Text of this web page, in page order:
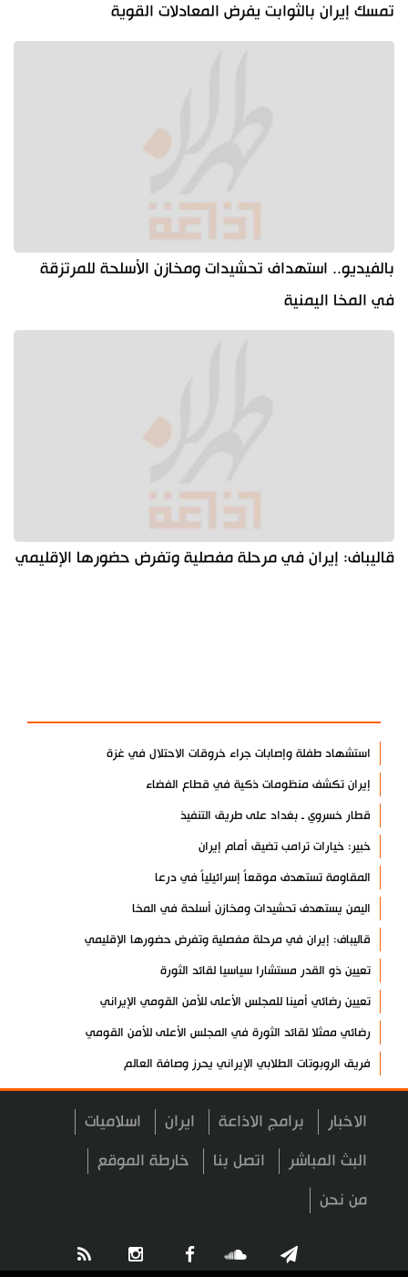
تمسك إيران بالثوابت يفرض المعادلات القوية
بالفيديو.. استهداف تحشيدات ومخازن الأسلحة للمرتزقة
في المخا اليمنية
قاليباف: إيران في مرحلة مفصلية وتفرض حضورها الإقليمي
استشهاد طفلة وإصابات جراء خروقات الاحتلال في غزة
إيران تكشف منظومات ذكية في قطاع الفضاء
قطار خسروي ـ بغداد على طريق التنفيذ
خبير: خيارات ترامب تضيق أمام إيران
المقاومة تستهدف موقعاً إسرائيلياً في درعا
اليمن يستهدف تحشيدات ومخازن أسلحة في المخا
قاليباف: إيران في مرحلة مفصلية وتفرض حضورها الإقليمي
تعيين ذو القدر مستشارا سياسيا لقائد الثورة
تعيين رضائي أمينا للمجلس الأعلى للأمن القومي الإيراني
رضائي ممثلا لقائد الثورة في المجلس الأعلى للأمن القومي
فريق الروبوتات الطلابي الإيراني يحرز وصافة العالم
حزب الله يعقب على الخريطة الإسرائيلية بضم جنوب لبنان
العميد ابن الرضا: نعمل لإحداث ثورة صناعية دفاعية
بيان صادر عن هيئة الحشد الشعبي دعما للفياض
آية الله لاريجاني: مضيق هرمز لن يعود إلى وضعه السابق
تكريم الشهيد لاريجاني ومنحه "الجائزة الوطنية للتعليم والثقافة
والبحوث"
الاخبار برامج الاذاعة ايران اسلاميات
البث المباشر اتصل بنا خارطة الموقع
من نحن